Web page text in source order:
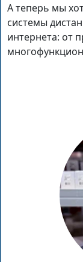
А теперь мы
системы
интернета: от